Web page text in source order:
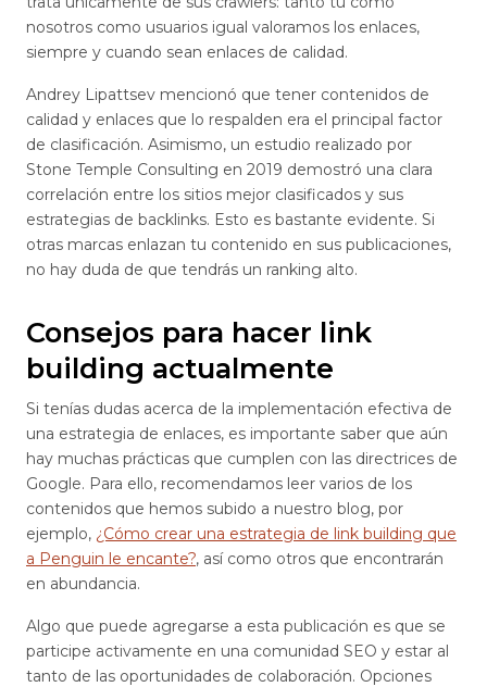
nosotros como usuarios igual valoramos los enlaces,
siempre y cuando sean enlaces de calidad.
Andrey Lipattsev mencionó que tener contenidos de
calidad y enlaces que lo respalden era el principal factor
de clasificación. Asimismo, un estudio realizado por
Stone Temple Consulting en 2019 demostró una clara
correlación entre los sitios mejor clasificados y sus
estrategias de backlinks. Esto es bastante evidente. Si
otras marcas enlazan tu contenido en sus publicaciones,
no hay duda de que tendrás un ranking alto.
Consejos para hacer link
building actualmente
Si tenías dudas acerca de la implementación efectiva de
una estrategia de enlaces, es importante saber que aún
hay muchas prácticas que cumplen con las directrices de
Google. Para ello, recomendamos leer varios de los
contenidos que hemos subido a nuestro blog, por
ejemplo, ¿Cómo crear una estrategia de link building que
a Penguin le encante?, así como otros que encontrarán
en abundancia.
Algo que puede agregarse a esta publicación es que se
participe activamente en una comunidad SEO y estar al
tanto de las oportunidades de colaboración. Opciones